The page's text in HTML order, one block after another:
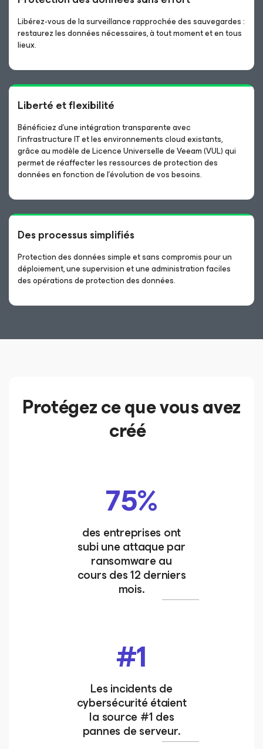
Libérez-vous de la surveillance rapprochée des sauvegardes :
restaurez les données nécessaires, à tout moment et en tous
lieux.
Liberté et flexibilité
Bénéficiez d’une intégration transparente avec
l’infrastructure IT et les environnements cloud existants,
grâce au modèle de Licence Universelle de Veeam (VUL) qui
permet de réaffecter les ressources de protection des
données en fonction de l’évolution de vos besoins.
Des processus simplifiés
Protection des données simple et sans compromis pour un
déploiement, une supervision et une administration faciles
des opérations de protection des données.
Protégez ce que vous avez
créé
75%
des entreprises ont
subi une attaque par
ransomware au
cours des 12 derniers
mois.
#1
Les incidents de
cybersécurité étaient
la source #1 des
pannes de serveur.